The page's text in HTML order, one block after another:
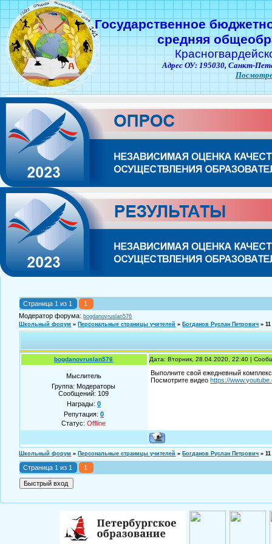
Государственное
средняя
Адрес ОУ: 195030, Санкт-
Страница 1 из 1
1
Модератор форума:bogdanovruslan576
Школьный форум » Персональные страницы учителей » Богданов Руслан Петрович »
bogdanovruslan576 Дата: Вторник, 28.04.2020, 22:40 |
Мыслитель
Группа: Модераторы
Сообщений: 109
Награды: 0
Репутация: 0
Статус:Offline
Выполните свой ежедневный
Посмотрите видеоhttps://
Школьный форум » Персональные страницы учителей » Богданов Руслан Петрович »
Страница 1 из 1 1